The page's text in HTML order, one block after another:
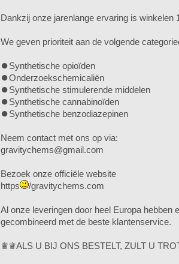
Dankzij onze jarenlange ervaring is winkelen
We geven prioriteit aan de volgende
⏺️Synthetische opioïden
⏺️Onderzoekschemicaliën
⏺️Synthetische stimulerende middelen
⏺️Synthetische cannabinoïden
⏺️Synthetische benzodiazepinen
Neem contact met ons op via:
gravitychems@gmail.com
Bezoek onze officiële website
https
/gravitychems.com
Al onze leveringen door heel Europa hebben
gecombineerd met de beste klantenservice.
♛♛ALS U BIJ ONS BESTELT, ZULT U